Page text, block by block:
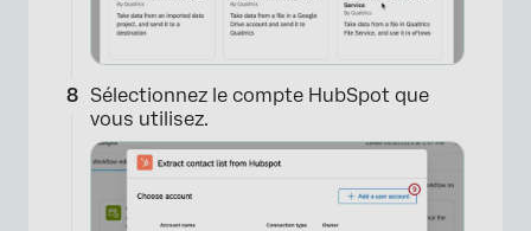
Sélectionnez le compte HubSpot que
vous utilisez.